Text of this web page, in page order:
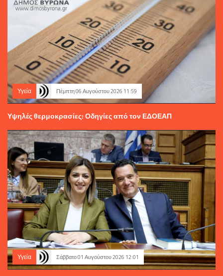
Υγεία Πέμπτη 06 Αυγούστου 2026 11:59
Υψηλές θερμοκρασίες: Οδηγίες από τον ΕΔΟΕΑΠ
Υγεία Σάββατο 01 Αυγούστου 2026 12:01